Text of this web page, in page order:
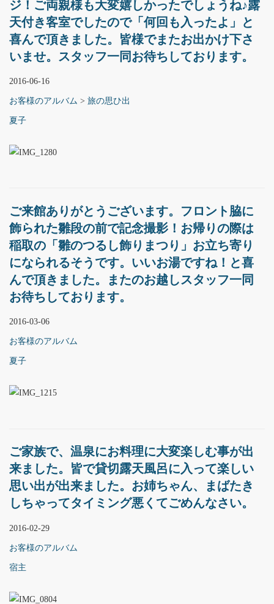
ジ！ご両親様も大変嬉しかったでしょうね♪露
天付き客室でしたので「何回も入ったよ」と
喜んで頂きました。皆様でまたお出かけ下さ
いませ。スタッフ一同お待ちしております。
2016-06-16
お客様のアルバム > 旅の思ひ出
夏子
ご来館ありがとうございます。フロント脇に
飾られた雛段の前で記念撮影！お帰りの際は
稲取の「雛のつるし飾りまつり」お立ち寄り
になられるそうです。いいお湯ですね！と喜
んで頂きました。またのお越しスタッフ一同
お待ちしております。
2016-03-06
お客様のアルバム
夏子
ご家族で、温泉にお料理に大変楽しむ事が出
来ました。皆で貸切露天風呂に入って楽しい
思い出が出来ました。お姉ちゃん、まばたき
しちゃってタイミング悪くてごめんなさい。
2016-02-29
お客様のアルバム
宿主